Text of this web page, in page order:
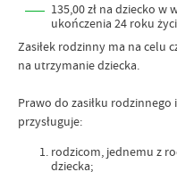
135,00 zł na dziecko w
ukończenia 24 roku
Zasiłek rodzinny ma na celu
na utrzymanie dziecka.
Prawo do zasiłku
przysługuje:
rodzicom, jednemu z
dziecka;